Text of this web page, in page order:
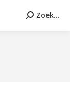
Zoeken:
Zoek...